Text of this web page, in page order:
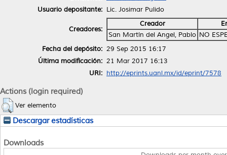
Usuario depositante: Lic. Josimar Pulido
Creadores:
Creador
San Martín del Angel, Pablo NO
Fecha del depósito: 29 Sep 2015 16:17
Última modificación: 21 Mar 2017 16:13
URI: http://eprints.uanl.mx/id/eprint/7578
Actions (login required)
Ver elemento
Descargar estadísticas
Downloads